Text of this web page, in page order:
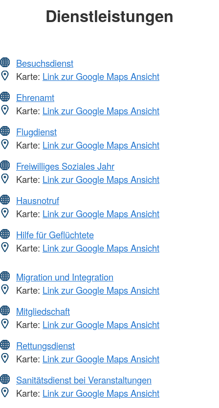
Dienstleistungen
Besuchsdienst
Karte: Link zur Google Maps Ansicht
Ehrenamt
Karte: Link zur Google Maps Ansicht
Flugdienst
Karte: Link zur Google Maps Ansicht
Freiwilliges Soziales Jahr
Karte: Link zur Google Maps Ansicht
Hausnotruf
Karte: Link zur Google Maps Ansicht
Hilfe für Geflüchtete
Karte: Link zur Google Maps Ansicht
Migration und Integration
Karte: Link zur Google Maps Ansicht
Mitgliedschaft
Karte: Link zur Google Maps Ansicht
Rettungsdienst
Karte: Link zur Google Maps Ansicht
Sanitätsdienst bei Veranstaltungen
Karte: Link zur Google Maps Ansicht